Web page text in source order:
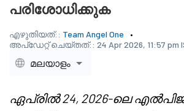
പരിശോധിക്കുക
എഴുതിയത്:: Team Angel One
അപ്‌ഡേറ്റ് ചെയ്തത്:: 24 Apr 2026, 11:57 pm
മലയാളം
ഏപ്രിൽ 24, 2026-ലെ